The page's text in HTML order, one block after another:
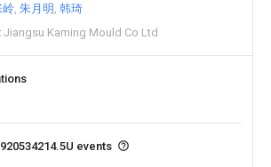
岭 朱月明 韩琦
Jiangsu Kaming Mould Co Ltd
events